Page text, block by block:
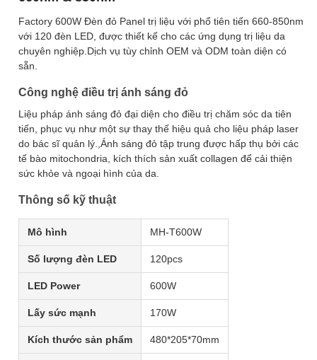
Factory 600W Đèn đỏ Panel trị liệu với phổ tiên tiến 660-850nm
với 120 đèn LED, được thiết kế cho các ứng dụng trị liệu da
chuyên nghiệp.Dịch vụ tùy chỉnh OEM và ODM toàn diện có
sẵn.
Công nghệ điều trị ánh sáng đỏ
Liệu pháp ánh sáng đỏ đại diện cho điều trị chăm sóc da tiên
tiến, phục vụ như một sự thay thế hiệu quả cho liệu pháp laser
do bác sĩ quản lý.,Ánh sáng đỏ tập trung được hấp thụ bởi các
tế bào mitochondria, kích thích sản xuất collagen để cải thiện
sức khỏe và ngoại hình của da.
Thông số kỹ thuật
Mô hình MH-T600W
Số lượng đèn LED 120pcs
LED Power 600W
Lấy sức mạnh 170W
Kích thước sản phẩm 480*205*70mm